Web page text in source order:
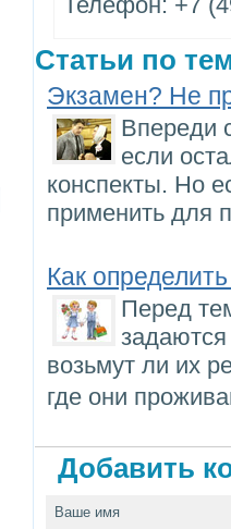
Статьи по
Экзамен? Не
Впереди
если
конспекты. Но
применить для
Как
Перед
возьмут ли их
где они
Добавить
Ваше имя